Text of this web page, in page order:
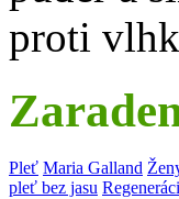
proti
Pleť Maria Galland
pleť bez jasu